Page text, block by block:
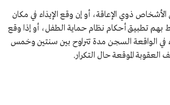
ذوي الإعاقة، أو إن وقع الإيذاء في مكان
بهم تطبيق أحكام نظام حماية الطفل، أو إذا وقع
في الواقعة السجن مدة تتراوح بين سنتين وخمس